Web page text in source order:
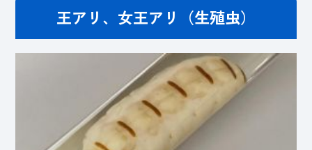
王アリ、女王アリ（生殖虫）